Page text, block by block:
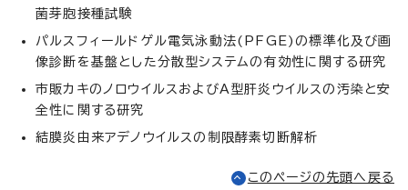
菌芽胞接種試験
パルスフィールドゲル電気泳動法(PFGE)の標準化及び画
像診断を基盤とした分散型システムの有効性に関する研究
市販カキのノロウイルスおよびA型肝炎ウイルスの汚染と安
全性に関する研究
結膜炎由来アデノウイルスの制限酵素切断解析
このページの先頭へ戻る